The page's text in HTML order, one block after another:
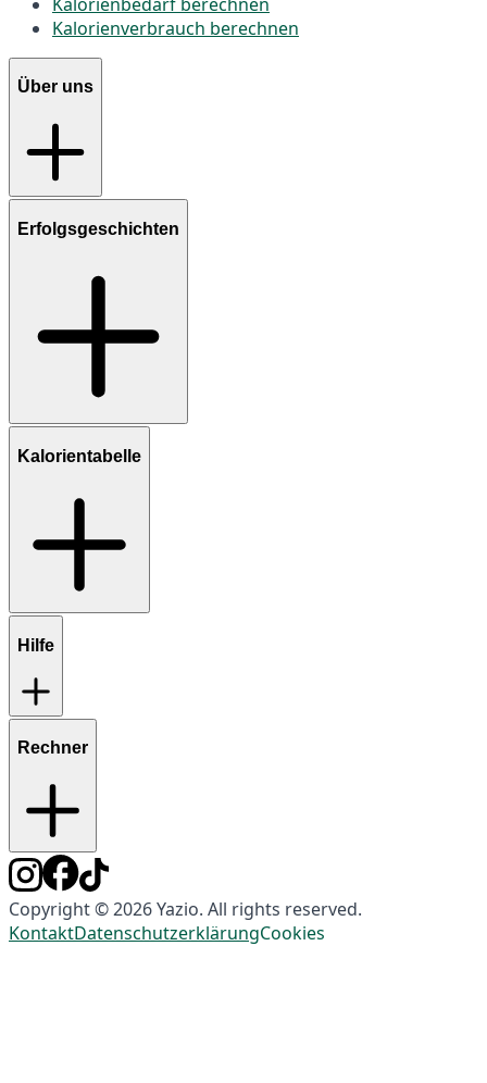
Kalorienverbrauch berechnen
Über uns
Erfolgsgeschichten
Kalorientabelle
Hilfe
Rechner
Copyright © 2026 Yazio. All rights reserved.
KontaktDatenschutzerklärungCookies